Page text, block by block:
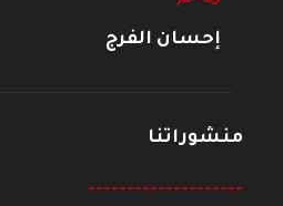
إحسان الفرج
منشوراتنا
--------------------